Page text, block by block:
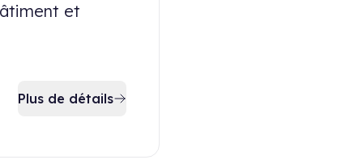
et
Plus de détails